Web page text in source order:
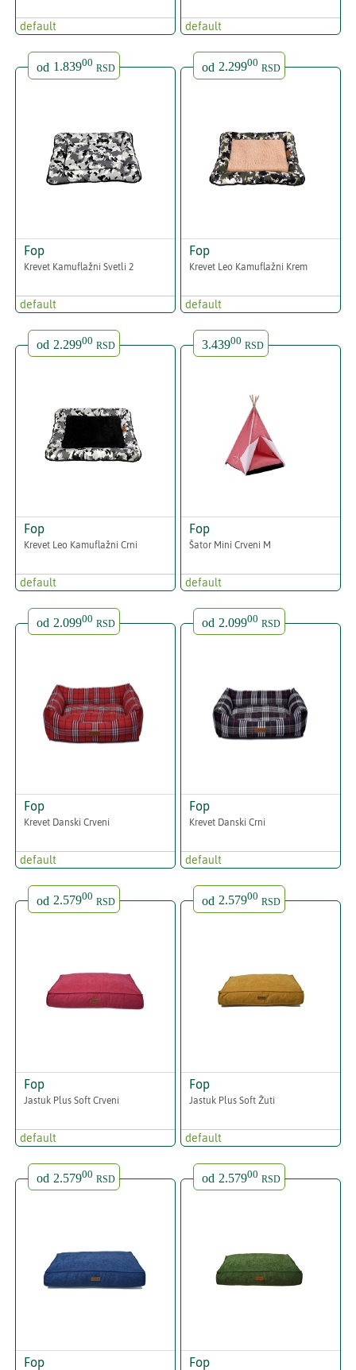
default default
od 1.83900 RSD
Fop
Krevet Kamuflažni Svetli 2
default
od 2.29900 RSD
Fop
Krevet Leo Kamuflažni Krem
default
od 2.29900 RSD
Fop
Krevet Leo Kamuflažni Crni
default
3.43900 RSD
Fop
Šator Mini Crveni M
default
od 2.09900 RSD
Fop
Krevet Danski Crveni
default
od 2.09900 RSD
Fop
Krevet Danski Crni
default
od 2.57900 RSD
Fop
Jastuk Plus Soft Crveni
default
od 2.57900 RSD
Fop
Jastuk Plus Soft Žuti
default
od 2.57900 RSD
Fop
od 2.57900 RSD
Fop